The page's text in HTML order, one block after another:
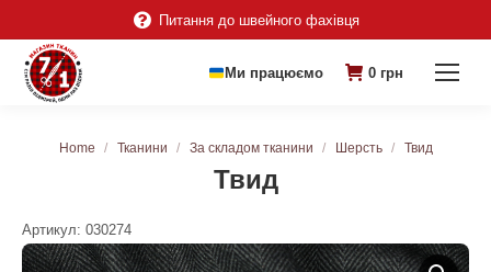
Питання до швейного фахівця
Ми працюємо 0 грн
Твид
You are here:
Home Тканини За складом тканини Шерсть Твид
Артикул: 030274